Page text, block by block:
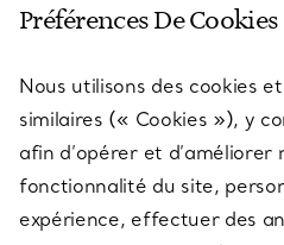
SERVICES
À PROPOS
Préférences De Cookies
Nous utilisons des cookies
similaires (« Cookies »), y
afin d’opérer et
fonctionnalité du site,
expérience, effectuer des